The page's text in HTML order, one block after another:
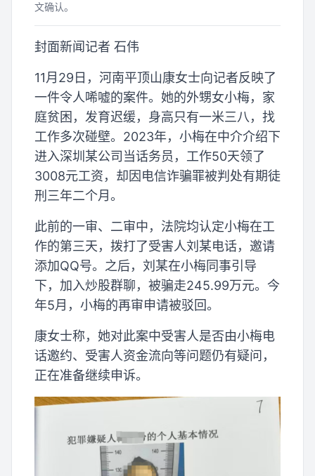
文确认。
封面新闻记者 石伟
11月29日，河南平顶山康女士向记者反映了
一件令人唏嘘的案件。她的外甥女小梅，家
庭贫困，发育迟缓，身高只有一米三八，找
工作多次碰壁。2023年，小梅在中介介绍下
进入深圳某公司当话务员，工作50天领了
3008元工资，却因电信诈骗罪被判处有期徒
刑三年二个月。
此前的一审、二审中，法院均认定小梅在工
作的第三天，拨打了受害人刘某电话，邀请
添加QQ号。之后，刘某在小梅同事引导
下，加入炒股群聊，被骗走245.99万元。今
年5月，小梅的再审申请被驳回。
康女士称，她对此案中受害人是否由小梅电
话邀约、受害人资金流向等问题仍有疑问，
正在准备继续申诉。